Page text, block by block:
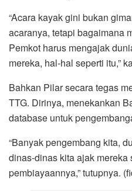
“Acara kayak gini bukan
acaranya, tetapi bagaimana
Pemkot harus mengajak
mereka, hal-hal seperti itu,”
Bahkan Pilar secara tegas
TTG. Dirinya, menekankan
database untuk
“Banyak pengembang kita,
dinas-dinas kita ajak
pembiayaannya,” tutupnya.